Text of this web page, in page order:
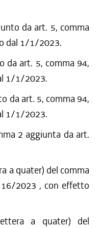
da art. 5, comma
dal 1/1/2023.
da art. 5, comma 94,
1/1/2023.
da art. 5, comma 94,
1/1/2023.
2 aggiunta da art.
a quater) del comma
16/2023 , con effetto
a quater) del